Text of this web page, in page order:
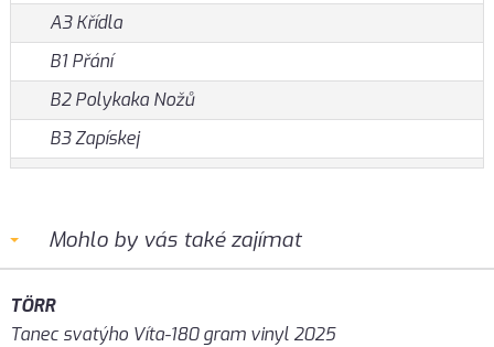
A3 Křídla
B1 Přání
B2 Polykaka Nožů
B3 Zapískej
Mohlo by vás také zajímat
TÖRR
Tanec svatýho Víta-180 gram vinyl 2025